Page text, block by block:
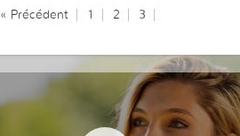
« Précédent 1 2 3